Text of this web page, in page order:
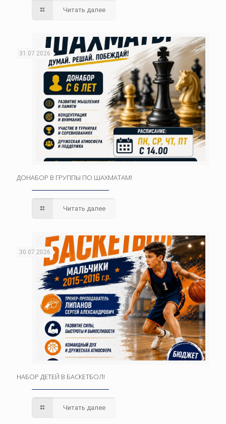
Читать далее
31.07.2026
ДОНАБОР В ГРУППЫ ПО ШАХМАТАМ!
Читать далее
30.07.2026
НАБОР ДЕТЕЙ В БАСКЕТБОЛ!
Читать далее